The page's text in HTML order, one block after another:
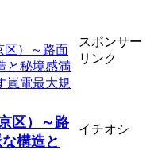
区）～路
構造と
スポンサー
リンク
イチオシ